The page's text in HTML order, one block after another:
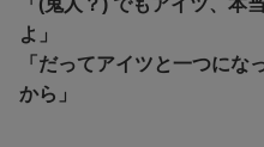
「(鬼人？) でもアイツ、本
よ」
「だってアイツと一つにな
から」